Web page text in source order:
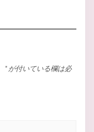
* が付いている欄は必